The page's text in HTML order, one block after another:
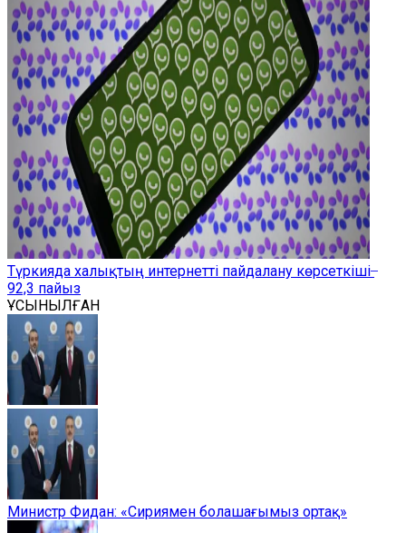
Түркияда халықтың интернетті пайдалану көрсеткіші ̶
92,3 пайыз
ҰСЫНЫЛҒАН
Министр Фидан: «Сириямен болашағымыз ортақ»